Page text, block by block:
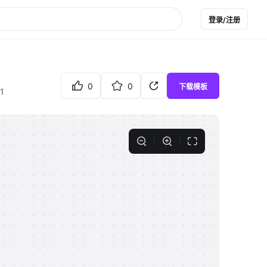
登录/注册
0 0 下载模板